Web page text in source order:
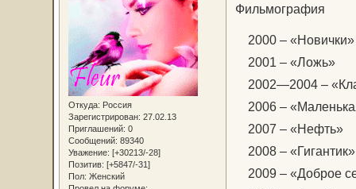
Откуда: Россия
Зарегистрирован: 27.02.13
Приглашений: 0
Сообщений: 89340
Уважение: [+30213/-28]
Позитив: [+5847/-31]
Пол: Женский
Фильмография
2000 – «Новички»
2001 – «Ложь»
2002—2004 –
2006 –
2007 – «Нефть»
2008 – «Гигантик»
2009 – «Доброе